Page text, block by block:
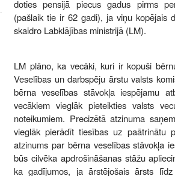
doties pensijā piecus gadus pirms
(pašlaik tie ir 62 gadi), ja viņu kopējais
skaidro Labklājības ministrijā (LM).
LM plāno, ka vecāki, kuri ir kopuši
Veselības un darbspēju ārstu valsts
bērna veselības stāvokļa iespējamu
vecākiem vieglāk pieteikties valsts
noteikumiem. Precizētā atzinuma
vieglāk pierādīt tiesības uz paātrinātu
atzinums par bērna veselības stāvokļa
būs cilvēka apdrošināšanas stāžu
ka gadījumos, ja ārstējošais ārsts